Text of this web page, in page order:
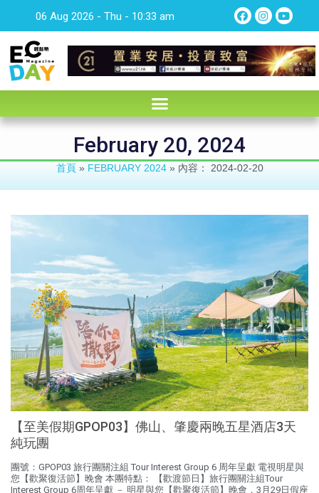
06 Aug 2026 - Thu - 10:33 am
February 20, 2024
首頁 » FEBRUARY 2024» 內容： 2024-02-20
【至美假期GPOP03】佛山、肇慶兩晚五星酒店3天
純玩團
團號：GPOP03 旅行團關注組 Tour Interest Group 6 周年呈獻 電視明星與
您【歡聚復活節】晚會 本團特點： 【歡渡節日】旅行團關注組Tour
Interest Group 6周年呈獻 － 明星與您【歡聚復活節】晚會，3月29日假座